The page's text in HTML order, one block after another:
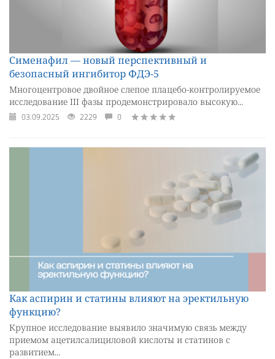
Сименафил — новый перспективный и
безопасный ингибитор ФДЭ-5
Многоцентровое двойное слепое плацебо-контролируемое
исследование III фазы продемонстрировало высокую...
03.09.2025 2229 0
Как аспирин и статины влияют на эректильную
функцию?
Крупное исследование выявило значимую связь между
приемом ацетилсалициловой кислоты и статинов с
развитием...